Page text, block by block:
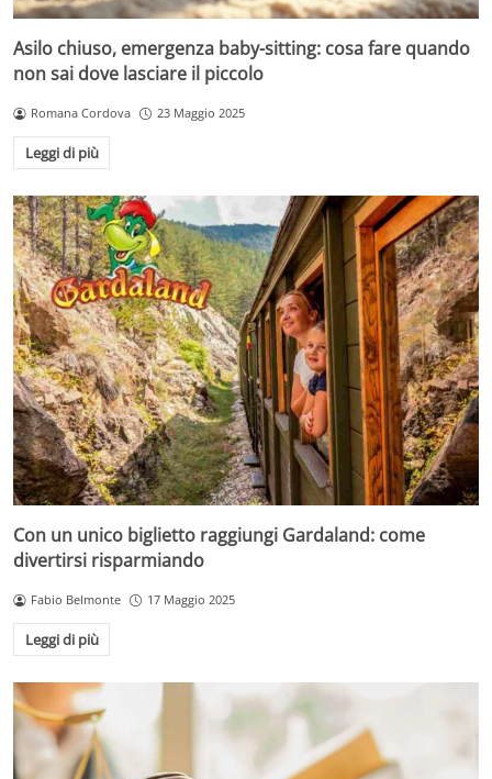
Asilo chiuso, emergenza baby-sitting: cosa fare quando
non sai dove lasciare il piccolo
Romana Cordova 23 Maggio 2025
Leggi di più
Con un unico biglietto raggiungi Gardaland: come
divertirsi risparmiando
Fabio Belmonte 17 Maggio 2025
Leggi di più